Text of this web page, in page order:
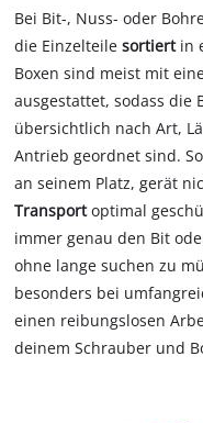
Bei Bit-, Nuss- oder
die Einzelteilesortiertin
Boxen sind meist mit
ausgestattet, sodass die
übersichtlich nach Art,
Antrieb geordnet sind.
an seinem Platz, gerät
Transportoptimal
immer genau den Bit
ohne lange suchen zu
besonders bei
einen reibungslosen
deinem Schrauber und